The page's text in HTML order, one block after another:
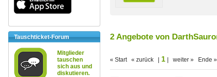
Tauschticket-Forum
Mitglieder
tauschen
sich aus und
diskutieren.
2 Angebote von
« Start « zurück | 1 | weiter » Ende »